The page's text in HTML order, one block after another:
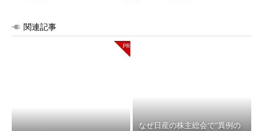
関連記事
なぜ日産の株主総会で“異例の